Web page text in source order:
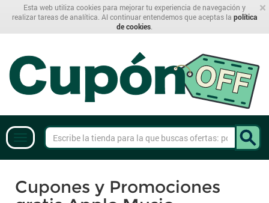
×
Esta web utiliza cookies para mejorar tu experiencia de navegación y
realizar tareas de analítica. Al continuar entendemos que aceptas la política
de cookies
Cupones y Promociones